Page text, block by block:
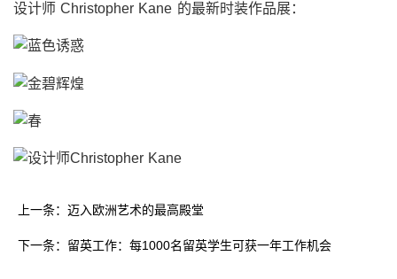
设计师 Christopher Kane 的最新时装作品展：
上一条：迈入欧洲艺术的最高殿堂
下一条：留英工作：每1000名留英学生可获一年工作机会